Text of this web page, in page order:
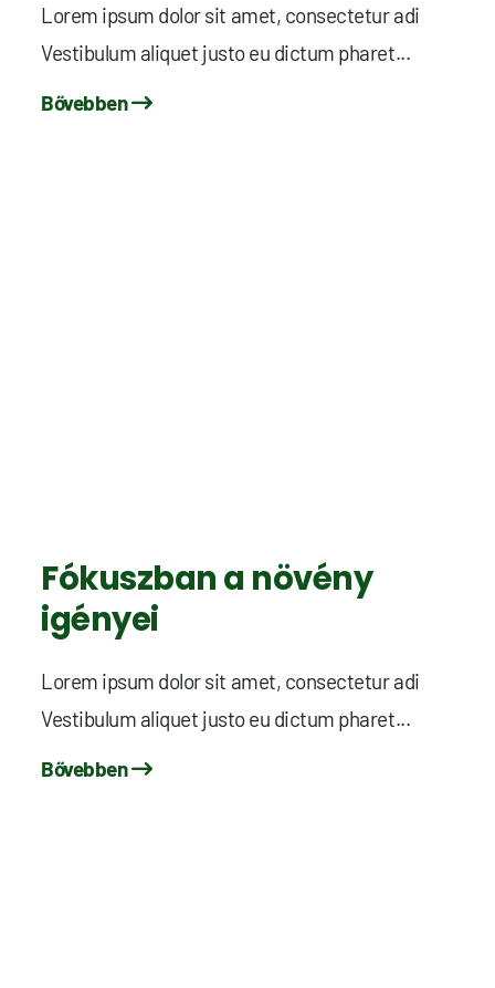
Lorem ipsum dolor sit amet, consectetur adi
Vestibulum aliquet justo eu dictum pharet...
Bővebben
Fókuszban a növény
igényei
Lorem ipsum dolor sit amet, consectetur adi
Vestibulum aliquet justo eu dictum pharet...
Bővebben